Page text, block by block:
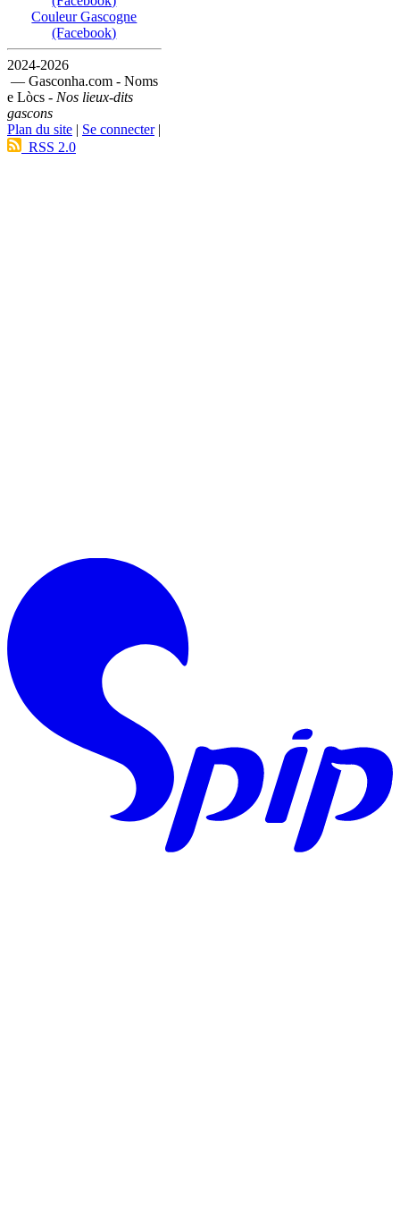
Couleur Gascogne
(Facebook)
2024-2026
— Gasconha.com - Noms
e Lòcs - Nos lieux-dits
gascons
Plan du site | Se connecter|
RSS 2.0